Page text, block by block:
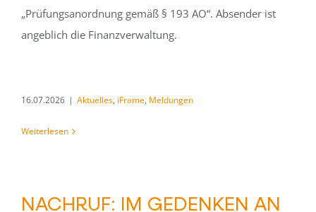
„Prüfungsanordnung gemäß § 193 AO“. Absender ist
angeblich die Finanzverwaltung.
16.07.2026 | Aktuelles, iFrame, Meldungen
Weiterlesen
NACHRUF: IM GEDENKEN AN